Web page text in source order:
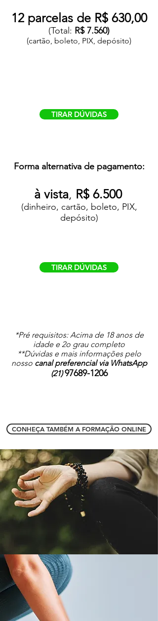
12 parcelas de R$ 630,00
(Total: R$ 7.560)
(cartão, boleto, PIX, depósito)
Forma alternativa de pagamento:
à vista, R$ 6.500
(dinheiro, cartão, boleto, PIX,
depósito)​​
*Pré requisitos: Acima de 18 anos de
idade e 2o grau completo
**Dúvidas e mais informações pelo
nosso canal preferencial via WhatsApp
(21)97689-1206
TIRAR DÚVIDAS
TIRAR DÚVIDAS
CONHEÇA TAMBÉM A FORMAÇÃO ONLINE